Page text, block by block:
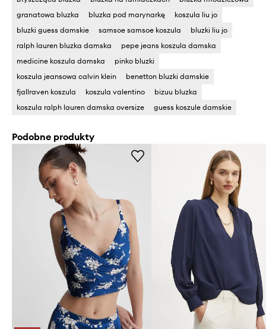
granatowa bluzka
bluzka pod marynarkę
koszula liu jo
bluzki guess damskie
samsoe samsoe koszula
bluzki liu jo
ralph lauren bluzka damska
pepe jeans koszula damska
medicine koszula damska
pinko bluzki
koszula jeansowa calvin klein
benetton bluzki damskie
fjallraven koszula
koszula valentino
bizuu bluzka
koszula ralph lauren damska oversize
guess koszule damskie
Podobne produkty